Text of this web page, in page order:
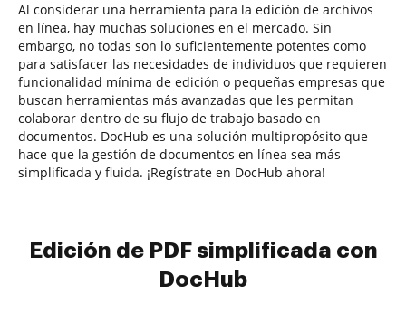
Al considerar una herramienta para la edición de archivos
en línea, hay muchas soluciones en el mercado. Sin
embargo, no todas son lo suficientemente potentes como
para satisfacer las necesidades de individuos que requieren
funcionalidad mínima de edición o pequeñas empresas que
buscan herramientas más avanzadas que les permitan
colaborar dentro de su flujo de trabajo basado en
documentos. DocHub es una solución multipropósito que
hace que la gestión de documentos en línea sea más
simplificada y fluida. ¡Regístrate en DocHub ahora!
Edición de PDF simplificada con
DocHub